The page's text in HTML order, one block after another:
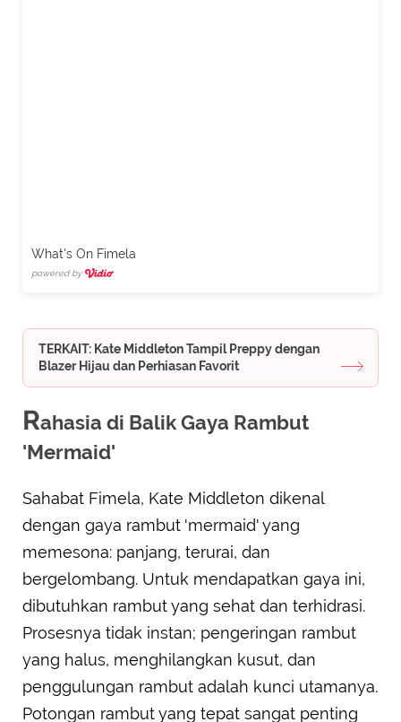
What's On Fimela
powered by
TERKAIT: Kate Middleton Tampil Preppy dengan
Blazer Hijau dan Perhiasan Favorit
Rahasia di Balik Gaya Rambut
'Mermaid'
Sahabat Fimela, Kate Middleton dikenal
dengan gaya rambut 'mermaid' yang
memesona: panjang, terurai, dan
bergelombang. Untuk mendapatkan gaya ini,
dibutuhkan rambut yang sehat dan terhidrasi.
Prosesnya tidak instan; pengeringan rambut
yang halus, menghilangkan kusut, dan
penggulungan rambut adalah kunci utamanya.
Potongan rambut yang tepat sangat penting